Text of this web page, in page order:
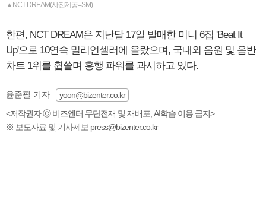
▲NCT DREAM(사진제공=SM)
한편, NCT DREAM은 지난달 17일 발매한 미니 6집 'Beat It
Up'으로 10연속 밀리언셀러에 올랐으며, 국내외 음원 및 음반
차트 1위를 휩쓸며 흥행 파워를 과시하고 있다.
윤준필 기자
yoon@bizenter.co.kr
<저작권자 ⓒ 비즈엔터 무단전재 및 재배포, AI학습 이용 금지>
※ 보도자료 및 기사제보 press@bizenter.co.kr